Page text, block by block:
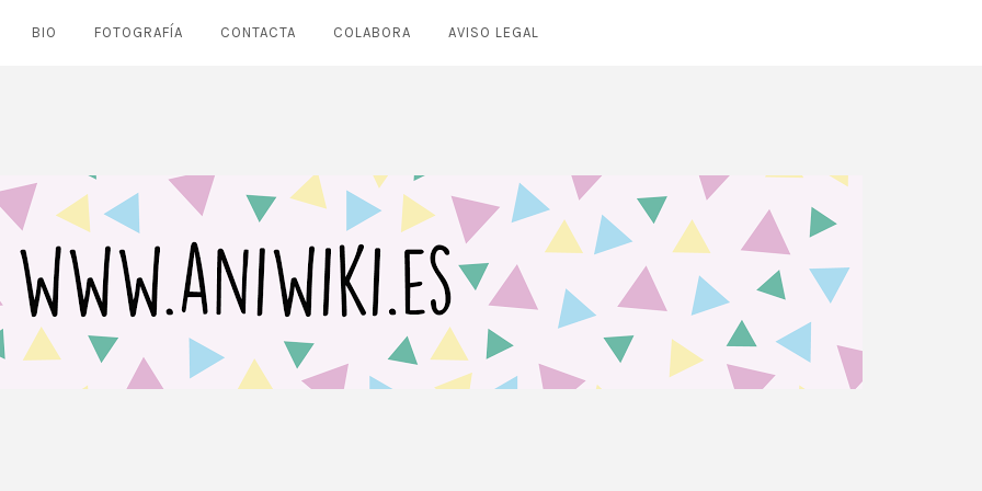
BIO FOTOGRAFÍA CONTACTA COLABORA AVISO LEGAL